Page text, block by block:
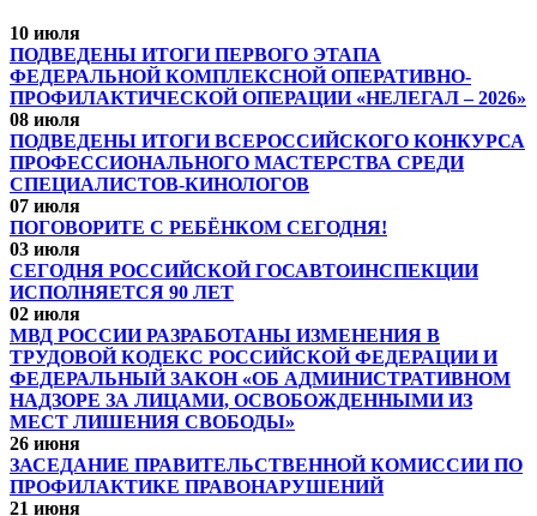
10 июля
ПОДВЕДЕНЫ ИТОГИ ПЕРВОГО ЭТАПА
ФЕДЕРАЛЬНОЙ КОМПЛЕКСНОЙ ОПЕРАТИВНО-
ПРОФИЛАКТИЧЕСКОЙ ОПЕРАЦИИ «НЕЛЕГАЛ – 2026»
08 июля
ПОДВЕДЕНЫ ИТОГИ ВСЕРОССИЙСКОГО КОНКУРСА
ПРОФЕССИОНАЛЬНОГО МАСТЕРСТВА СРЕДИ
СПЕЦИАЛИСТОВ-КИНОЛОГОВ
07 июля
ПОГОВОРИТЕ С РЕБЁНКОМ СЕГОДНЯ!
03 июля
СЕГОДНЯ РОССИЙСКОЙ ГОСАВТОИНСПЕКЦИИ
ИСПОЛНЯЕТСЯ 90 ЛЕТ
02 июля
МВД РОССИИ РАЗРАБОТАНЫ ИЗМЕНЕНИЯ В
ТРУДОВОЙ КОДЕКС РОССИЙСКОЙ ФЕДЕРАЦИИ И
ФЕДЕРАЛЬНЫЙ ЗАКОН «ОБ АДМИНИСТРАТИВНОМ
НАДЗОРЕ ЗА ЛИЦАМИ, ОСВОБОЖДЕННЫМИ ИЗ
МЕСТ ЛИШЕНИЯ СВОБОДЫ»
26 июня
ЗАСЕДАНИЕ ПРАВИТЕЛЬСТВЕННОЙ КОМИССИИ ПО
ПРОФИЛАКТИКЕ ПРАВОНАРУШЕНИЙ
21 июня